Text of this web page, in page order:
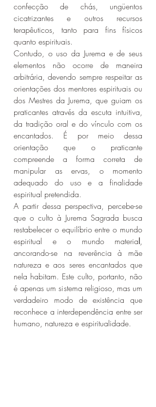
confecção de chás, ungüentos
cicatrizantes e outros recursos
terapêuticos, tanto para fins físicos
quanto espirituais.
Contudo, o uso da Jurema e de seus
elementos não ocorre de maneira
arbitrária, devendo sempre respeitar as
orientações dos mentores espirituais ou
dos Mestres da Jurema, que guiam os
praticantes através da escuta intuitiva,
da tradição oral e do vínculo com os
encantados. É por meio dessa
orientação que o praticante
compreende a forma correta de
manipular as ervas, o momento
adequado do uso e a finalidade
espiritual pretendida.
A partir dessa perspectiva, percebe-se
que o culto à Jurema Sagrada busca
restabelecer o equilíbrio entre o mundo
espiritual e o mundo material,
ancorando-se na reverência à mãe
natureza e aos seres encantados que
nela habitam. Este culto, portanto, não
é apenas um sistema religioso, mas um
verdadeiro modo de existência que
reconhece a interdependência entre ser
humano, natureza e espiritualidade.